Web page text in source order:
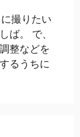
撮りたい
ば。 で、
整などを
るうちに